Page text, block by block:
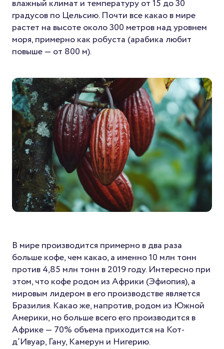
влажный климат и температуру от 15 до 30
градусов по Цельсию. Почти все какао в мире
растет на высоте около 300 метров над уровнем
моря, примерно как робуста (арабика любит
повыше — от 800 м).
В мире производится примерно в два раза
больше кофе, чем какао, а именно 10 млн тонн
против 4,85 млн тонн в 2019 году. Интересно при
этом, что кофе родом из Африки (Эфиопия), а
мировым лидером в его производстве является
Бразилия. Какао же, напротив, родом из Южной
Америки, но больше всего его производится в
Африке — 70% объема приходится на Кот-
д’Ивуар, Гану, Камерун и Нигерию.